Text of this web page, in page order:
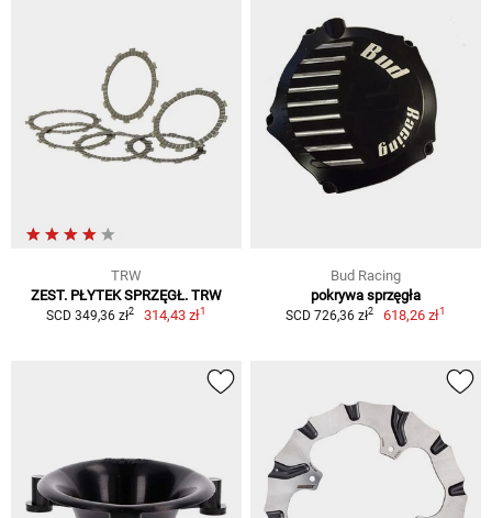
TRW
ZEST. PŁYTEK SPRZĘGŁ. TRW
SCD 349,36 zł2 314,43 zł1
Bud Racing
pokrywa sprzęgła
SCD 726,36 zł2 618,26 zł1